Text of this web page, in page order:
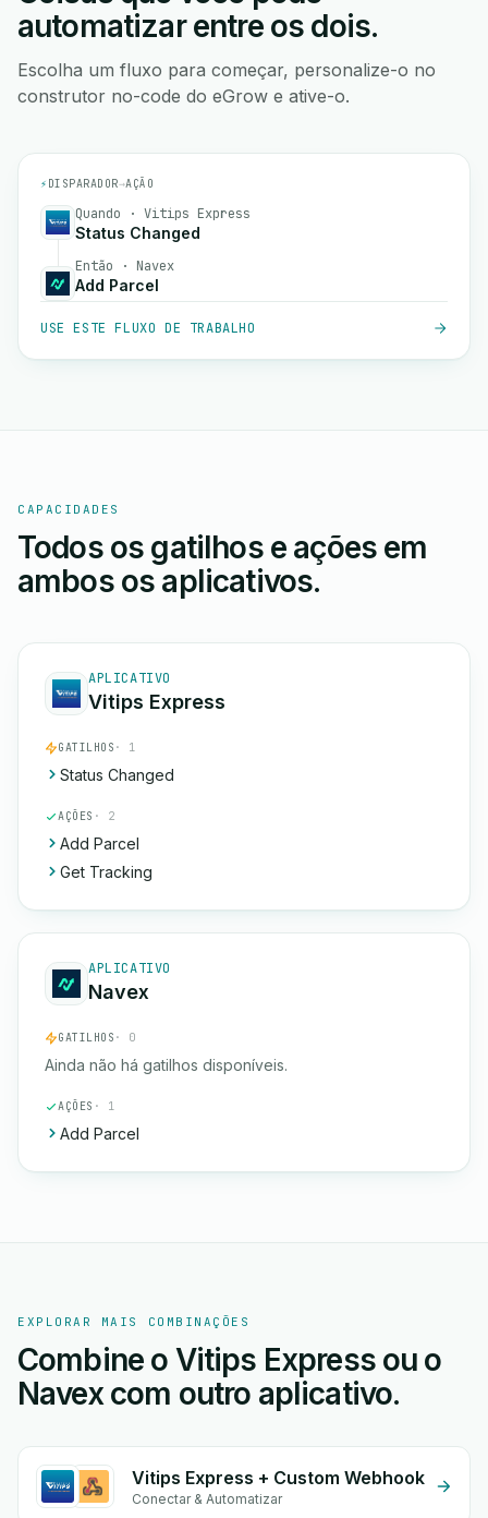
automatizar entre os dois.
Escolha um fluxo para começar, personalize-o no
construtor no-code do eGrow e ative-o.
⚡ DISPARADOR→AÇÃO
Quando · Vitips Express
Status Changed
Então · Navex
Add Parcel
USE ESTE FLUXO DE TRABALHO
CAPACIDADES
Todos os gatilhos e ações em
ambos os aplicativos.
APLICATIVO
Vitips Express
GATILHOS · 1
Status Changed
AÇÕES · 2
Add Parcel
Get Tracking
APLICATIVO
Navex
GATILHOS · 0
Ainda não há gatilhos disponíveis.
AÇÕES · 1
Add Parcel
EXPLORAR MAIS COMBINAÇÕES
Combine o Vitips Express ou o
Navex com outro aplicativo.
Vitips Express + Custom Webhook
Conectar & Automatizar